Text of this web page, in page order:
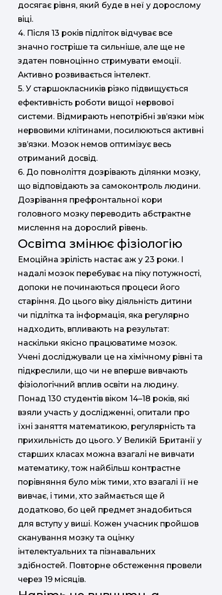
досягає рівня, який буде в неї у дорослому
віці.
4️. Після 13 років підліток відчуває все
значно гостріше та сильніше, але ще не
здатен повноцінно стримувати емоції.
Активно розвивається інтелект.
5️. У старшокласників різко підвищується
ефективність роботи вищої нервової
системи. Відмирають непотрібні зв’язки між
нервовими клітинами, посилюються активні
зв’язки. Мозок немов оптимізує весь
отриманий досвід.
6️. До повноліття дозрівають ділянки мозку,
що відповідають за самоконтроль людини.
Дозрівання префронтальної кори
головного мозку переводить абстрактне
мислення на дорослий рівень.
Освіта змінює фізіологію
Емоційна зрілість настає аж у 23 роки. І
надалі мозок перебуває на піку потужності,
допоки не починаються процеси його
старіння. До цього віку діяльність дитини
чи підлітка та інформація, яка регулярно
надходить, впливають на результат:
наскільки якісно працюватиме мозок.
Учені досліджували це на хімічному рівні та
підкреслили, що чи не вперше вивчають
фізіологічний вплив освіти на людину.
Понад 130 студентів віком 14–18 років, які
взяли участь у дослідженні, опитали про
їхні заняття математикою, регулярність та
прихильність до цього. У Великій Британії у
старших класах можна взагалі не вивчати
математику, тож найбільш контрастне
порівняння було між тими, хто взагалі її не
вивчає, і тими, хто займається ще й
додатково, бо цей предмет знадобиться
для вступу у виші. Кожен учасник пройшов
сканування мозку та оцінку
інтелектуальних та пізнавальних
здібностей. Повторне обстеження провели
через 19 місяців.